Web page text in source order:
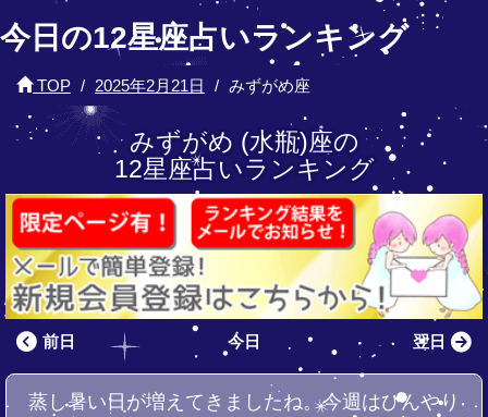
今日の12星座占いランキング
TOP 2025年2月21日 みずがめ座
みずがめ (水瓶)座の
12星座占いランキング
前日 今日 翌日
蒸し暑い日が増えてきましたね。今週はひんやり